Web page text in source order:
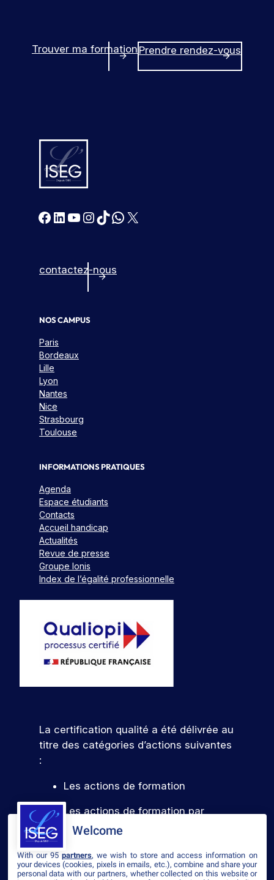
Trouver ma formation Prendre rendez-vous
Facebook LinkedIn YouTube InstagramTikTok WhatsApp X
contactez-nous
NOS CAMPUS
Paris
Bordeaux
Lille
Lyon
Nantes
Nice
Strasbourg
Toulouse
INFORMATIONS PRATIQUES
Agenda
Espace étudiants
Contacts
Accueil handicap
Actualités
Revue de presse
Groupe Ionis
Index de l’égalité professionnelle
La certification qualité a été délivrée au
titre des catégories d’actions suivantes
:
Les actions de formation
Les actions de formation par
l’apprentissage
Voir le certificat
Welcome
With our 95partners, we wish to store and access information on
your devices (cookies, pixels in emails, etc.), combine and share your
personal data with our partners, whether collected on this website or